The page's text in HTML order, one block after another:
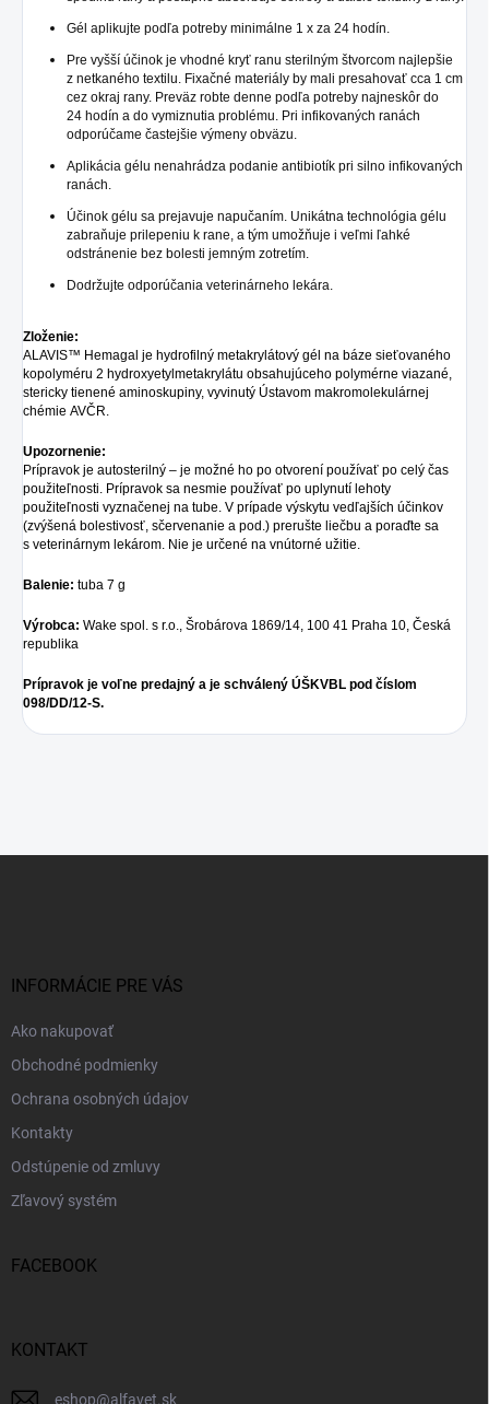
Gél aplikujte podľa potreby minimálne 1 x za 24 hodín.
Pre vyšší účinok je vhodné kryť ranu sterilným štvorcom najlepšie
z netkaného textilu. Fixačné materiály by mali presahovať cca 1 cm
cez okraj rany. Preväz robte denne podľa potreby najneskôr do
24 hodín a do vymiznutia problému. Pri infikovaných ranách
odporúčame častejšie výmeny obväzu.
Aplikácia gélu nenahrádza podanie antibiotík pri silno infikovaných
ranách.
Účinok gélu sa prejavuje napučaním. Unikátna technológia gélu
zabraňuje prilepeniu k rane, a tým umožňuje i veľmi ľahké
odstránenie bez bolesti jemným zotretím.
Dodržujte odporúčania veterinárneho lekára.
Zloženie:
ALAVIS™ Hemagal je hydrofilný metakrylátový gél na báze sieťovaného
kopolyméru 2 hydroxyetyl­metakrylátu obsahujúceho polymérne viazané,
stericky tienené aminoskupiny, vyvinutý Ústavom makromolekulárnej
chémie AVČR.
Upozornenie:
Prípravok je autosterilný – je možné ho po otvorení používať po celý čas
použiteľnosti. Prípravok sa nesmie používať po uplynutí lehoty
použiteľnosti vyznačenej na tube. V prípade výskytu vedľajších účinkov
(zvýšená bolestivosť, sčervenanie a pod.) prerušte liečbu a poraďte sa
s veterinárnym lekárom. Nie je určené na vnútorné užitie.
Balenie: tuba 7 g
Výrobca: Wake spol. s r.o., Šrobárova 1869/14, 100 41 Praha 10, Česká
republika
Prípravok je voľne predajný a je schválený ÚŠKVBL pod číslom
098/DD/12-S.
INFORMÁCIE PRE VÁS
Ako nakupovať
Obchodné podmienky
Ochrana osobných údajov
Kontakty
Odstúpenie od zmluvy
Zľavový systém
FACEBOOK
KONTAKT
eshop@alfavet.sk